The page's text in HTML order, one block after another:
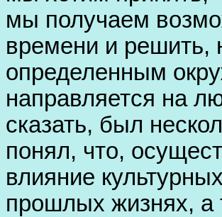
мы получаем
времени и решить,
определенным
направляется на
сказать, был
понял, что,
влияние
прошлых жизнях, а